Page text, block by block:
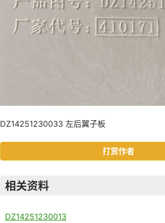
DZ14251230033 左后翼子板
打赏作者
相关资料
DZ14251230013